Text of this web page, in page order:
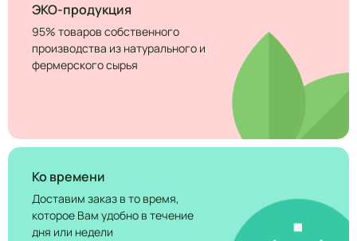
ЭКО-продукция
95% товаров собственного
производства из натурального и
фермерского сырья
Ко времени
Доставим заказ в то время,
которое Вам удобно в течение
дня или недели